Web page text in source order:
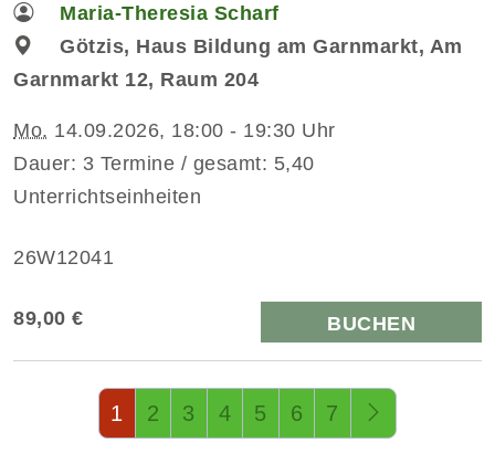
Maria-Theresia Scharf
Götzis, Haus Bildung am Garnmarkt, Am
Garnmarkt 12, Raum 204
Mo. 14.09.2026, 18:00 - 19:30 Uhr
Dauer: 3 Termine / gesamt: 5,40
Unterrichtseinheiten
26W12041
89,00 € BUCHEN
Seite 1 von 14
1 2 3 4 5 6 7